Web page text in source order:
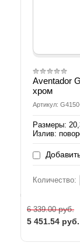
Aventador
хром
Артикул:
Размеры:
Излив:
Количество:
6 339.00руб.
5 451.54